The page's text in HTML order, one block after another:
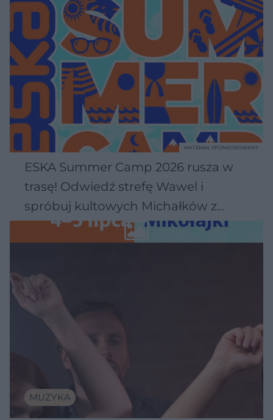
ESKA Summer Camp 2026 rusza w
trasę! Odwiedź strefę Wawel i
spróbuj kultowych Michałków z
Wawelu
MATERIAŁ SPONSOROWANY
MUZYKA